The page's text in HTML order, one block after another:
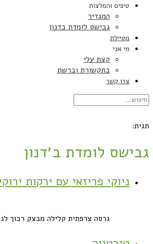
טיפים והמלצות
המגדיר
גבישס לומדת בדנון
מטיילת
מי אני
קצת עלי
בתקשורת וברשת
צרו קשר
תגית:
גבישס לומדת ב׳דנון
ניוקי פריזאי עם ירקות
גרסה צרפתית קלילה מבצק רבוך